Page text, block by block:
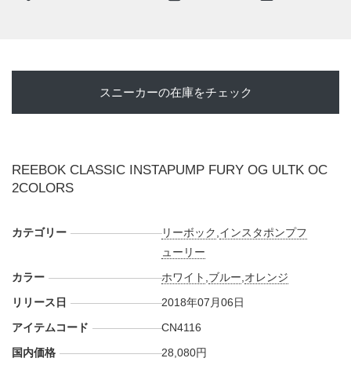
・ BILLY'S ONLINEAM0:00
スニーカーの在庫をチェック
REEBOK CLASSIC INSTAPUMP FURY OG ULTK OC
2COLORS
カテゴリー リーボック インスタポンプフ
ューリー
カラー
ホワイト ブルー オレンジ
リリース日
2018年07月06日
アイテムコード
CN4116
国内価格
28,080円